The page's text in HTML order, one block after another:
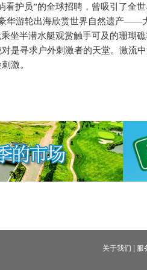
看护员”的全球招聘，曾吸引了全
华游轮出海欣赏世界自然遗产——
坐半潜水艇观赏触手可及的珊瑚
是寻求户外刺激者的天堂。激流
激。
关于我们 | 服